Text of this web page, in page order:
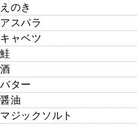
えのき
アスパラ
キャベツ
鮭
酒
バター
醤油
マジックソルト